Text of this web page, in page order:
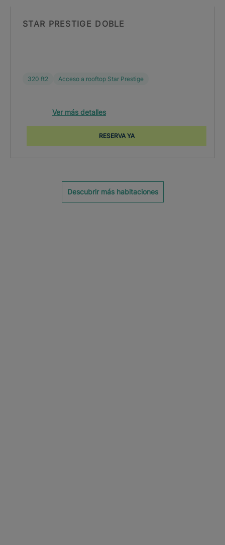
STAR PRESTIGE DOBLE
320 ft2 Acceso a rooftop Star Prestige
Ver más detalles
RESERVA YA
Descubrir más habitaciones